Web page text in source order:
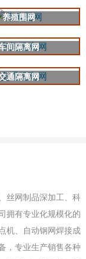
养殖围网
间隔离网
通隔离网
网制品深加工、科
拥有专业化规模化的
机、自动钢网焊接成
，专业生产销售各种